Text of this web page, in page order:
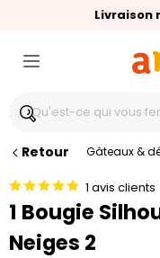
Livraison
🥇Palmarès
⭐⭐⭐⭐⭐
Retour Gâteaux &
1 avis clients
1 Bougie
Neiges 2